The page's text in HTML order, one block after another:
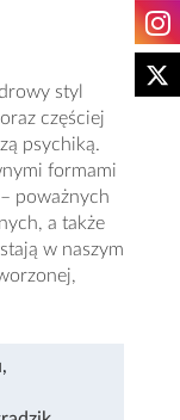
styl
częściej
psychiką.
formami
poważnych
a także
w naszym
,